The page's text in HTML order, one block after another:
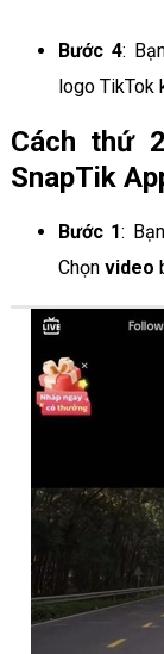
Bước 4:
logo TikTok
Cách thứ
SnapTik
Bước 1:
Chọn video